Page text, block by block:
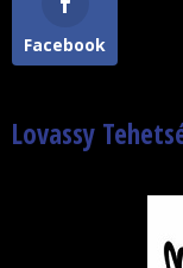
Facebook
Lovassy